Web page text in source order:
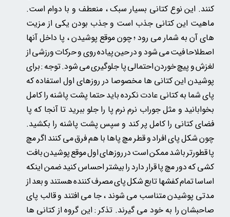
کنند. این نوع کتانی بسیار سبک ، منعطف و با دوام است.
ماهیت این کتانی جذب است و جذب بودن یکی از مزیت
های آن به شمار می رود ؛ چون موقع پوشیدن ، پا داخل آنها
اصطلاحا فیت می شود و در حین پیاده روی و حرکات ورزشی از
لغزش و پیچ خوردن احتمالی پا جلوگیری می شود. توجه : برای
پوشیدن این کتانی ها مخصوصا در روزهای اول استفاده که
پای شما به کتانی عادت نکرده باید حتما پشت پاشنه را کامل
بخوابانید و مثل جوراب نرم نرم پا را جلو ببرید تا آنجا که پا
فضای کتانی را کامل پر کند و سپس پشت پاشنه را بکشید.
چون شکل پای افراد و قطر مچ پاها با هم فرق می کنند اگر مچ
پا قطورتر باشد ممکن است در روزهای اول موقع پوشیدن بافت
کشی که دور مچ پا قرار دارد را بیشتر احساس کنید ضمن اینکه
اساسا تمام کفشها تابع شکل پای مصرف کننده هستند و بعد از
مدتی پوشیدن متناسب می شوند ، جا می افتند و قالب پای
صاحبشان را به خود می گیرند. تذکر : این گروه از کتانی ها